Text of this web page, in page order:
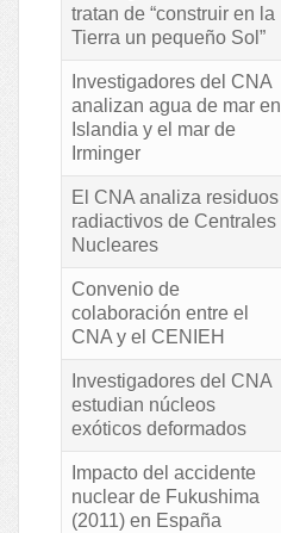
tratan de “construir en la
Tierra un pequeño Sol”
Investigadores del CNA
analizan agua de mar en
Islandia y el mar de
Irminger
El CNA analiza residuos
radiactivos de Centrales
Nucleares
Convenio de
colaboración entre el
CNA y el CENIEH
Investigadores del CNA
estudian núcleos
exóticos deformados
Impacto del accidente
nuclear de Fukushima
(2011) en España